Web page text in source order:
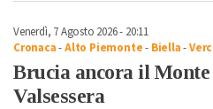
Venerdì, 7 Agosto 2026 - 20:11
Cronaca-Alto Piemonte- Biella-
Brucia ancora il
Valsessera